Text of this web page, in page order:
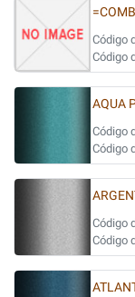
Código
Código
AQUA
Código
Código
Código
Código